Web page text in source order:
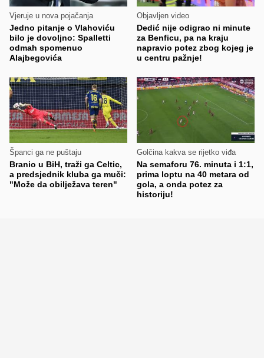
Vjeruje u nova pojačanja
Jedno pitanje o Vlahoviću
bilo je dovoljno: Spalletti
odmah spomenuo
Alajbegovića
Objavljen video
Dedić nije odigrao ni minute
za Benficu, pa na kraju
napravio potez zbog kojeg je
u centru pažnje!
Španci ga ne puštaju
Branio u BiH, traži ga Celtic,
a predsjednik kluba ga muči:
"Može da obilježava teren"
Golčina kakva se rijetko viđa
Na semaforu 76. minuta i 1:1,
prima loptu na 40 metara od
gola, a onda potez za
historiju!